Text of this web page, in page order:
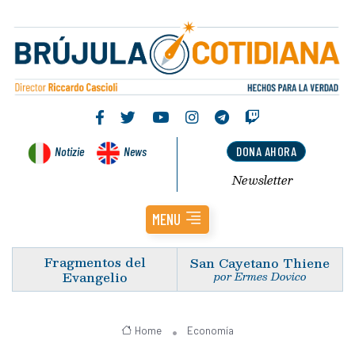
Notizie News DONA AHORA
Newsletter
MENU
Fragmentos del
Evangelio
San Cayetano Thiene
por Ermes Dovico
Home Economía